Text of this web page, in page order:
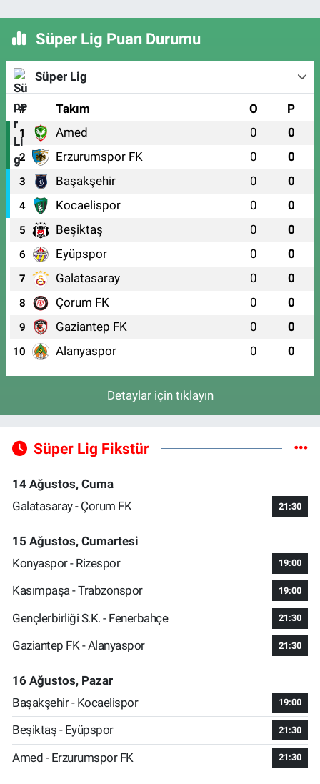
Süper Lig Puan Durumu
Süper Lig
# Takım O P
1 Amed 0 0
2 Erzurumspor FK 0 0
3 Başakşehir 0 0
4 Kocaelispor 0 0
5 Beşiktaş 0 0
6 Eyüpspor 0 0
7 Galatasaray 0 0
8 Çorum FK 0 0
9 Gaziantep FK 0 0
10 Alanyaspor 0 0
Detaylar için tıklayın
Süper Lig Fikstür
14 Ağustos, Cuma
Galatasaray - Çorum FK
21:30
15 Ağustos, Cumartesi
Konyaspor - Rizespor
19:00
Kasımpaşa - Trabzonspor 19:00
Gençlerbirliği S.K. - Fenerbahçe 21:30
Gaziantep FK - Alanyaspor 21:30
16 Ağustos, Pazar
Başakşehir - Kocaelispor
19:00
Beşiktaş - Eyüpspor 21:30
Amed - Erzurumspor FK 21:30